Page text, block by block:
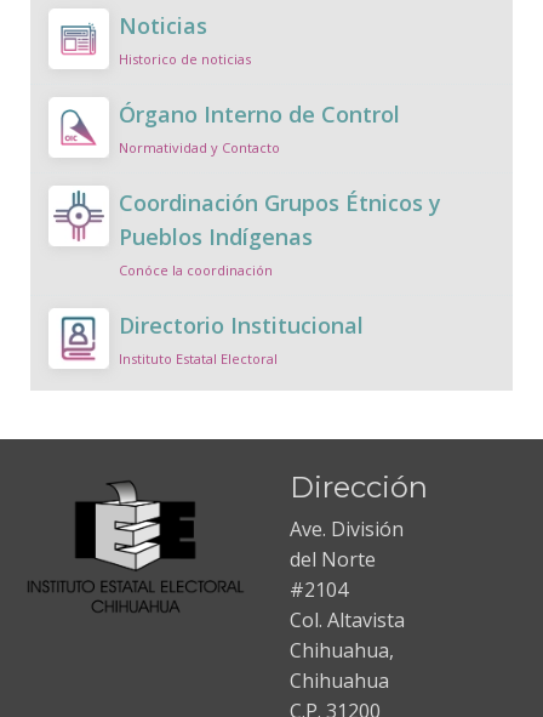
Noticias
Historico de noticias
Órgano Interno de Control
Normatividad y Contacto
Coordinación Grupos Étnicos y
Pueblos Indígenas
Conóce la coordinación
Directorio Institucional
Instituto Estatal Electoral
Dirección
Ave. División
del Norte
#2104
Col. Altavista
Chihuahua,
Chihuahua
C.P. 31200